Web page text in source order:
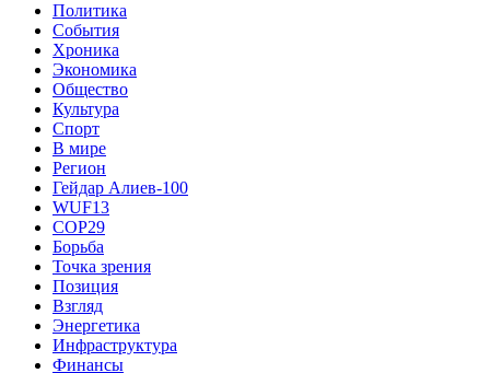
Политика
События
Хроника
Экономика
Общество
Культура
Спорт
В мире
Регион
Гейдар Алиев-100
WUF13
COP29
Борьба
Точка зрения
Позиция
Взгляд
Энергетика
Инфраструктура
Финансы